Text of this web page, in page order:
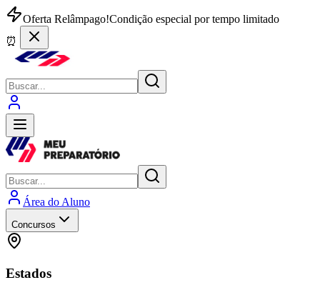
Oferta Relâmpago!Condição especial por tempo limitado
⏰
Área do Aluno
Concursos
Estados